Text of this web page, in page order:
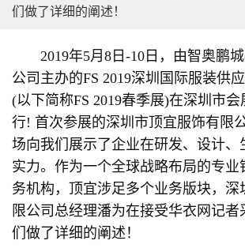
们做了详细的阐述！
2019年5月8日-10日，由智奥鹏城
公司主办的FS 2019深圳国际服装供
(以下简称FS 2019春季展)在深圳市
行! 首次参展的深圳市顶宜服饰有限
场向我们展示了企业在研发、设计、
实力。作为一个全球战略布局的专业
务机构，顶宜涉足多个业务版块，深
限公司总经理潘为在接受华衣网记
们做了详细的阐述！